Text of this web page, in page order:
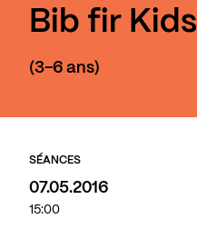
Bib fir Kids
(3-6 ans)
SÉANCES
07.05.2016
15:00